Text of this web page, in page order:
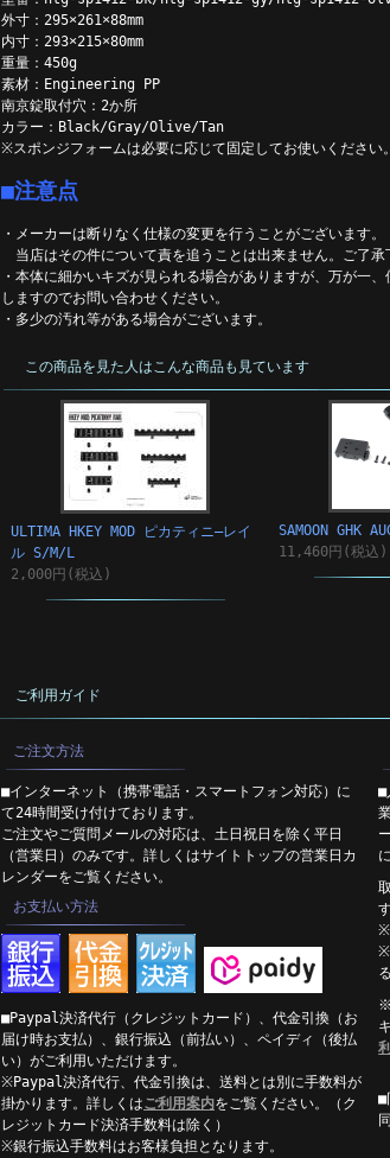
外寸：295×261×88mm
内寸：293×215×80mm
重量：450g
素材：Engineering PP
南京錠取付穴：2か所
カラー：Black/Gray/Olive/Tan
※スポンジフォームは必要に応じて固定してお使いください。
■注意点
・メーカーは断りなく仕様の変更を行うことがございます。
当店はその件について責を追うことは出来ません。ご了承
・本体に細かいキズが見られる場合がありますが、万が一
しますのでお問い合わせください。
・多少の汚れ等がある場合がございます。
この商品を見た人はこんな商品も見ています
ULTIMA HKEY MOD ピカティニ―レイ
ル S/M/L
2,000円(税込)
SAMOON GHK
11,460円(税込)
ご利用ガイド
ご注文方法
■インターネット（携帯電話・スマートフォン対応）に
て24時間受け付けております。
ご注文やご質問メールの対応は、土日祝日を除く平日
（営業日）のみです。詳しくはサイトトップの営業日カ
レンダーをご覧ください。
お支払い方法
■Paypal決済代行（クレジットカード）、代金引換（お
届け時お支払）、銀行振込（前払い）、ペイディ（後払
い）がご利用いただけます。
※Paypal決済代行、代金引換は、送料とは別に手数料が
掛かります。詳しくはご利用案内をご覧ください。（ク
レジットカード決済手数料は除く）
※銀行振込手数料はお客様負担となります。
■
※
※
※
■